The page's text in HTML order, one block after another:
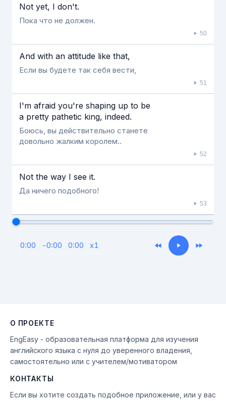
Not yet, Ι don't.
Пока что не должен.
50
And with an attitude like that,
Если вы будете так себя вести,
51
Ι'm afraid you're shaping up to be
a pretty pathetic king, indeed.
Боюсь, вы действительно станете
довольно жалким королем..
52
Not the way Ι see it.
Да ничего подобного!
53
0:00 -0:00 0:00 x1
О ПРОЕКТЕ
EngEasy - образовательная платформа для изучения
английского языка с нуля до уверенного владения,
самостоятельно или с учителем/мотиватором
КОНТАКТЫ
Если вы хотите создать подобное приложение, или у вас